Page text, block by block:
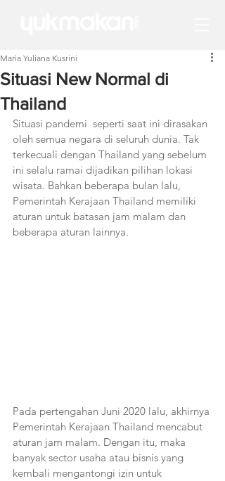
Situasi New Normal di
Thailand
Maria Yuliana Kusrini
Situasi pandemi  seperti saat ini dirasakan
oleh semua negara di seluruh dunia. Tak
terkecuali dengan Thailand yang sebelum
ini selalu ramai dijadikan pilihan lokasi
wisata. Bahkan beberapa bulan lalu,
Pemerintah Kerajaan Thailand memiliki
aturan untuk batasan jam malam dan
beberapa aturan lainnya.
Pada pertengahan Juni 2020 lalu, akhirnya
Pemerintah Kerajaan Thailand mencabut
aturan jam malam. Dengan itu, maka
banyak sector usaha atau bisnis yang
kembali mengantongi izin untuk